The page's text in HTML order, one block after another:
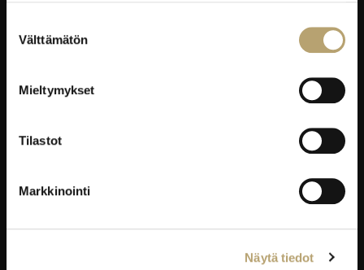
valinta
Välttämätön
Mieltymykset
Tilastot
Markkinointi
Näytä tiedot
Kortti- ja pätevyyskoulutukset
Työelämässä oppiminen
EduKo koulutus- ja yrityspalvelut Oy